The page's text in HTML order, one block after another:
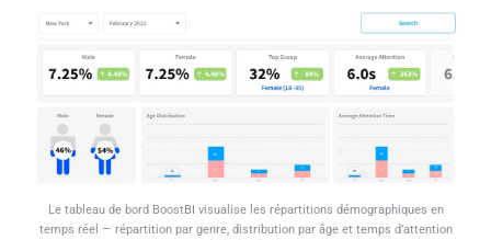
Le tableau de bord BoostBI visualise les répartitions démographiques en
temps réel — répartition par genre, distribution par âge et temps d’attention